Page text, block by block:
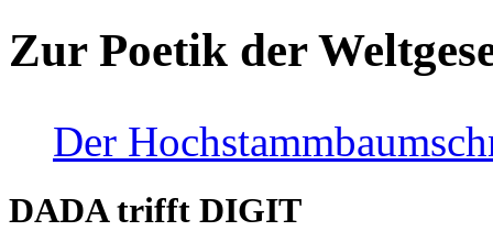
Zur Poetik der
Der
DADA trifft DIGIT